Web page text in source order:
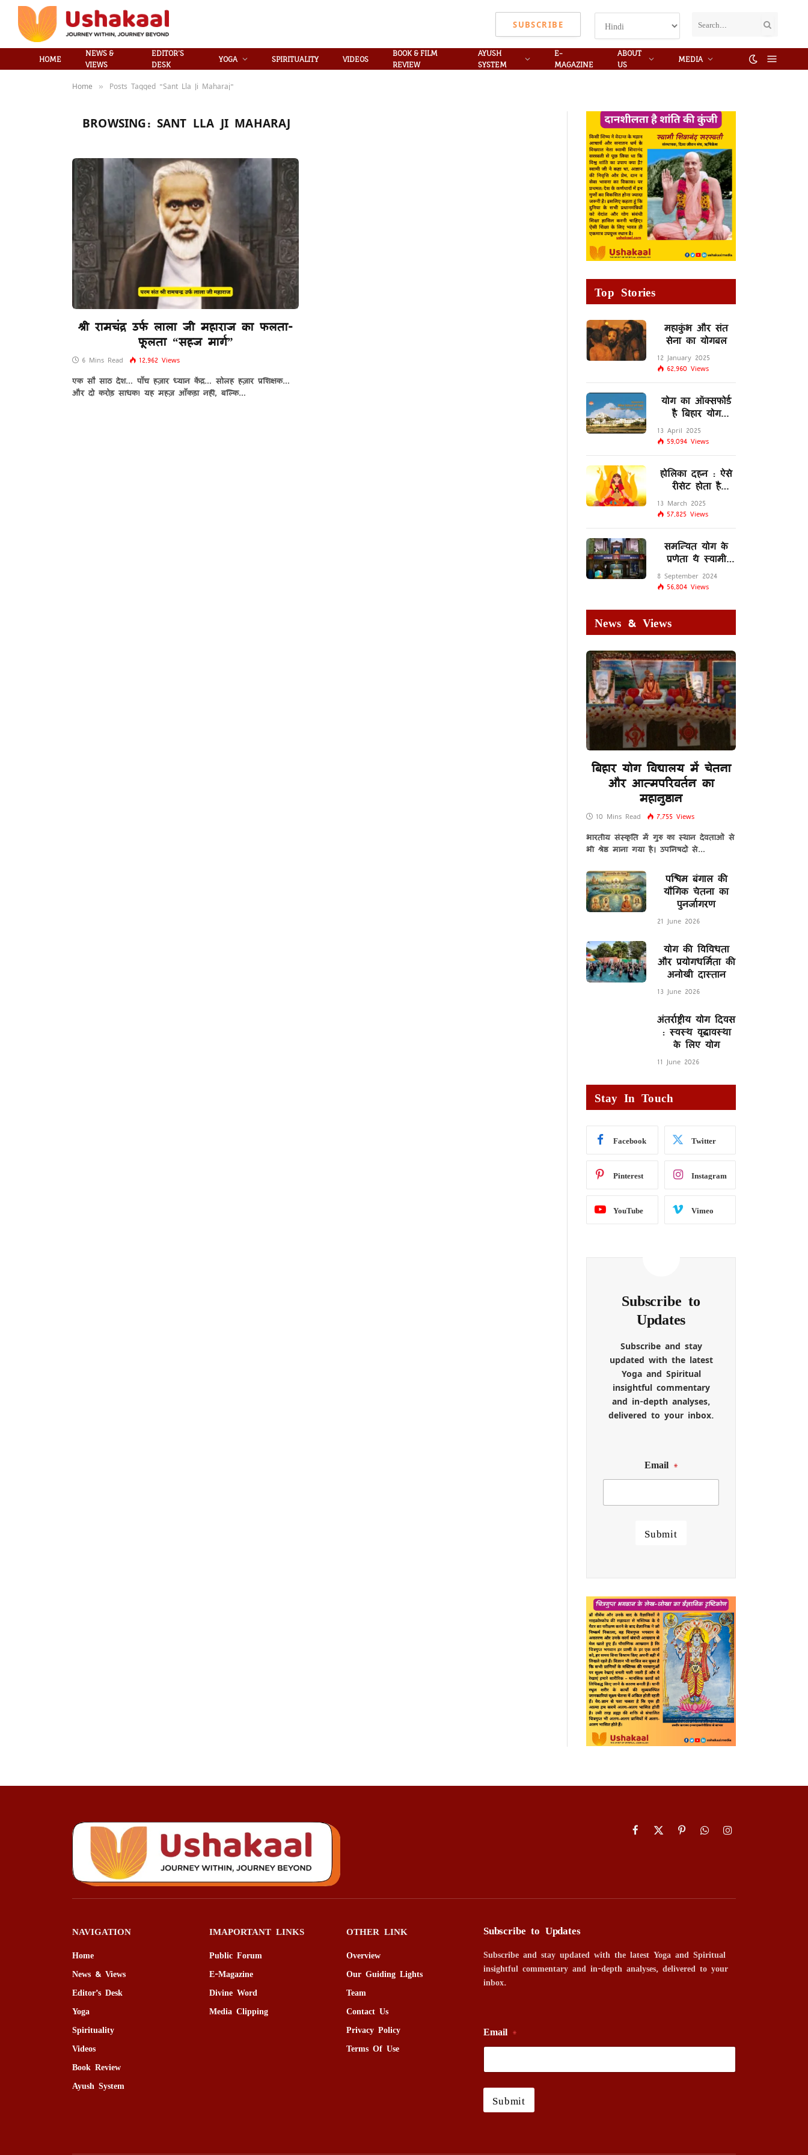
SUBSCRIBE
HOME
NEWS &
VIEWS
EDITOR’S
DESK
YOGA SPIRITUALITY VIDEOS
BOOK & FILM
REVIEW
AYUSH
SYSTEM
E-
MAGAZINE
ABOUT
US
MEDIA
Home » Posts Tagged "Sant Lla Ji Maharaj"
BROWSING: SANT LLA JI MAHARAJ
श्री रामचंद्र उर्फ लाला जी महाराज का फलता-
फूलता “सहज मार्ग”
6 Mins Read 12,962 Views
एक सौ साठ देश… पाँच हज़ार ध्यान केंद्र… सोलह हज़ार प्रशिक्षक…
और दो करोड़ साधक! यह महज़ आँकड़ा नहीं, बल्कि…
Top Stories
महाकुंभ और संत
सेना का योगबल
12 January 2025
62,960 Views
योग का ऑक्सफोर्ड
है बिहार योग
विद्यालय
13 April 2025
59,094 Views
होलिका दहन : ऐसे
रीसेट होता है
मस्तिष्क का
लिम्बिक सिस्टम
13 March 2025
57,825 Views
समन्वित योग के
प्रणेता थे स्वामी
शिवानंद सरस्वती
8 September 2024
56,804 Views
News & Views
बिहार योग विद्यालय में चेतना
और आत्मपरिवर्तन का
महानुष्ठान
10 Mins Read 7,755 Views
भारतीय संस्कृति में गुरु का स्थान देवताओं से
भी श्रेष्ठ माना गया है। उपनिषदों से…
पश्चिम बंगाल की
यौगिक चेतना का
पुनर्जागरण
21 June 2026
योग की विविधता
और प्रयोगधर्मिता की
अनोखी दास्तान
13 June 2026
अंतर्राष्ट्रीय योग दिवस
: स्वस्थ वृद्धावस्था
के लिए योग
11 June 2026
Stay In Touch
Facebook Twitter
Pinterest Instagram
YouTube Vimeo
Subscribe to
Updates
Subscribe and stay
updated with the latest
Yoga and Spiritual
insightful commentary
and in-depth analyses,
delivered to your inbox.
Email *
Submit
Facebook
X
PinterestWhatsAppInstagram
NAVIGATION
Home
News & Views
Editor’s Desk
Yoga
Spirituality
Videos
Book Review
Ayush System
IMAPORTANT LINKS
Public Forum
E-Magazine
Divine Word
Media Clipping
OTHER LINK
Overview
Our Guiding Lights
Team
Contact Us
Privacy Policy
Terms Of Use
Subscribe to Updates
Subscribe and stay updated with the latest Yoga and Spiritual
insightful commentary and in-depth analyses, delivered to your
inbox.
Email *
Submit